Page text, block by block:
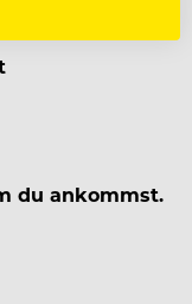
du ankommst.